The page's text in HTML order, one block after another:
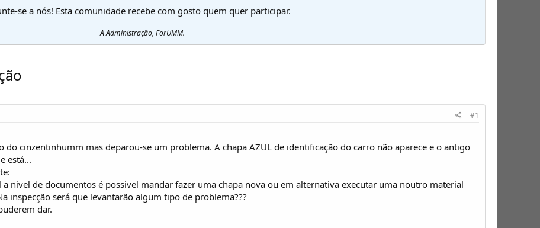
se a nós! Esta comunidade recebe com gosto quem quer participar.
A Administração, ForUMM.
#1
do cinzentinhumm mas deparou-se um problema. A chapa AZUL de identificação do carro não aparece e o antigo
está...
a nivel de documentos é possivel mandar fazer uma chapa nova ou em alternativa executar uma noutro material
inspecção será que levantarão algum tipo de problema???
dar.